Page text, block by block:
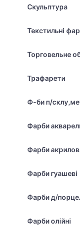
Скульптура
Текстильні
Торговельне
Трафарети
Ф-би п/
Фарби
Фарби
Фарби гуашеві
Фарби д/
Фарби олійні